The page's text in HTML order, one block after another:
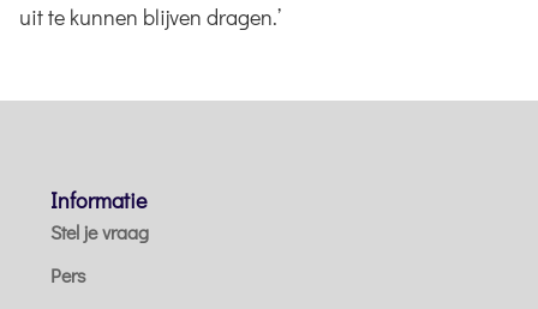
uit te kunnen blijven dragen.’
Informatie
Stel je vraag
Pers